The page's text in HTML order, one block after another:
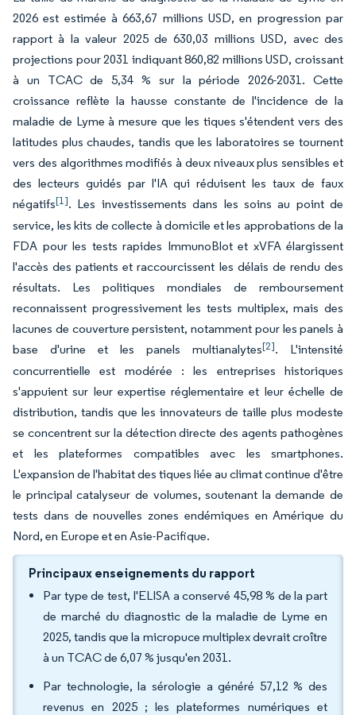
2026 est estimée à 663,67 millions USD, en progression par
rapport à la valeur 2025 de 630,03 millions USD, avec des
projections pour 2031 indiquant 860,82 millions USD, croissant
à un TCAC de 5,34 % sur la période 2026-2031. Cette
croissance reflète la hausse constante de l'incidence de la
maladie de Lyme à mesure que les tiques s'étendent vers des
latitudes plus chaudes, tandis que les laboratoires se tournent
vers des algorithmes modifiés à deux niveaux plus sensibles et
des lecteurs guidés par l'IA qui réduisent les taux de faux
négatifs[1]. Les investissements dans les soins au point de
service, les kits de collecte à domicile et les approbations de la
FDA pour les tests rapides ImmunoBlot et xVFA élargissent
l'accès des patients et raccourcissent les délais de rendu des
résultats. Les politiques mondiales de remboursement
reconnaissent progressivement les tests multiplex, mais des
lacunes de couverture persistent, notamment pour les panels à
base d'urine et les panels multianalytes[2]. L'intensité
concurrentielle est modérée : les entreprises historiques
s'appuient sur leur expertise réglementaire et leur échelle de
distribution, tandis que les innovateurs de taille plus modeste
se concentrent sur la détection directe des agents pathogènes
et les plateformes compatibles avec les smartphones.
L'expansion de l'habitat des tiques liée au climat continue d'être
le principal catalyseur de volumes, soutenant la demande de
tests dans de nouvelles zones endémiques en Amérique du
Nord, en Europe et en Asie-Pacifique.
Principaux enseignements du rapport
Par type de test, l'ELISA a conservé 45,98 % de la part
de marché du diagnostic de la maladie de Lyme en
2025, tandis que la micropuce multiplex devrait croître
à un TCAC de 6,07 % jusqu'en 2031.
Par technologie, la sérologie a généré 57,12 % des
revenus en 2025 ; les plateformes numériques et